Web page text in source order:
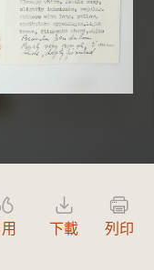
開瀏覽
下載 列印